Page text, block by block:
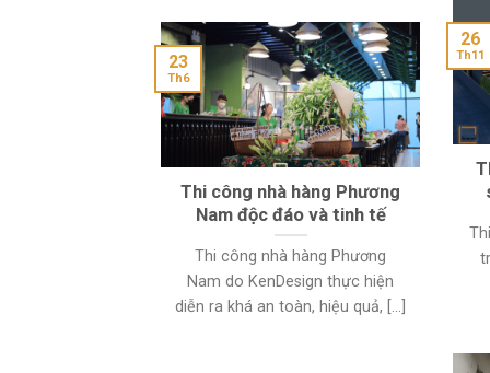
26
Th11
Thi công nhà hàng Phương
Nam độc đáo và tinh tế
Thi công nhà hàng Phương
Nam do KenDesign thực hiện
diễn ra khá an toàn, hiệu quả, [...]
23
Th6